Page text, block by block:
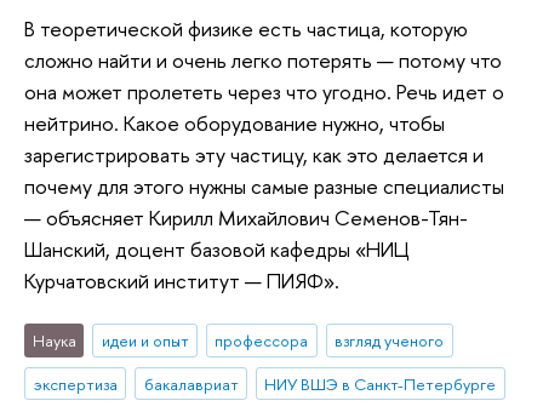
В теоретической физике есть частица, которую
сложно найти и очень легко потерять — потому что
она может пролететь через что угодно. Речь идет о
нейтрино. Какое оборудование нужно, чтобы
зарегистрировать эту частицу, как это делается и
почему для этого нужны самые разные специалисты
— объясняет Кирилл Михайлович Семенов-Тян-
Шанский, доцент базовой кафедры «НИЦ
Курчатовский институт — ПИЯФ».
Наука идеи и опыт профессора
взгляд ученого
экспертиза
бакалавриат НИУ ВШЭ в Санкт-Петербурге